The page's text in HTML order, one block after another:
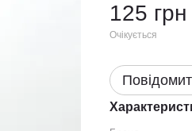
125 грн
Очікується